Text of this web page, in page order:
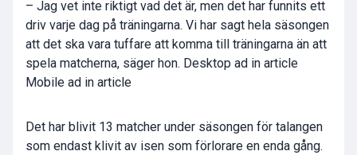
– Jag vet inte riktigt vad det är, men det har funnits ett
driv varje dag på träningarna. Vi har sagt hela säsongen
att det ska vara tuffare att komma till träningarna än att
spela matcherna, säger hon. Desktop ad in article
Mobile ad in article
Det har blivit 13 matcher under säsongen för talangen
som endast klivit av isen som förlorare en enda gång.